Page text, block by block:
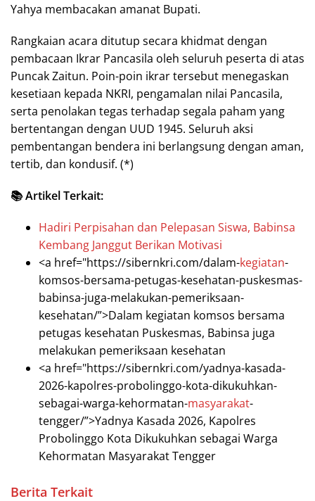
Yahya membacakan amanat Bupati.
Rangkaian acara ditutup secara khidmat dengan
pembacaan Ikrar Pancasila oleh seluruh peserta di atas
Puncak Zaitun. Poin-poin ikrar tersebut menegaskan
kesetiaan kepada NKRI, pengamalan nilai Pancasila,
serta penolakan tegas terhadap segala paham yang
bertentangan dengan UUD 1945. Seluruh aksi
pembentangan bendera ini berlangsung dengan aman,
tertib, dan kondusif. (*)
📚 Artikel Terkait:
Hadiri Perpisahan dan Pelepasan Siswa, Babinsa
Kembang Janggut Berikan Motivasi
<a href="https://sibernkri.com/dalam-kegiatan-
komsos-bersama-petugas-kesehatan-puskesmas-
babinsa-juga-melakukan-pemeriksaan-
kesehatan/”>Dalam kegiatan komsos bersama
petugas kesehatan Puskesmas, Babinsa juga
melakukan pemeriksaan kesehatan
<a href="https://sibernkri.com/yadnya-kasada-
2026-kapolres-probolinggo-kota-dikukuhkan-
sebagai-warga-kehormatan-masyarakat-
tengger/”>Yadnya Kasada 2026, Kapolres
Probolinggo Kota Dikukuhkan sebagai Warga
Kehormatan Masyarakat Tengger
Berita Terkait